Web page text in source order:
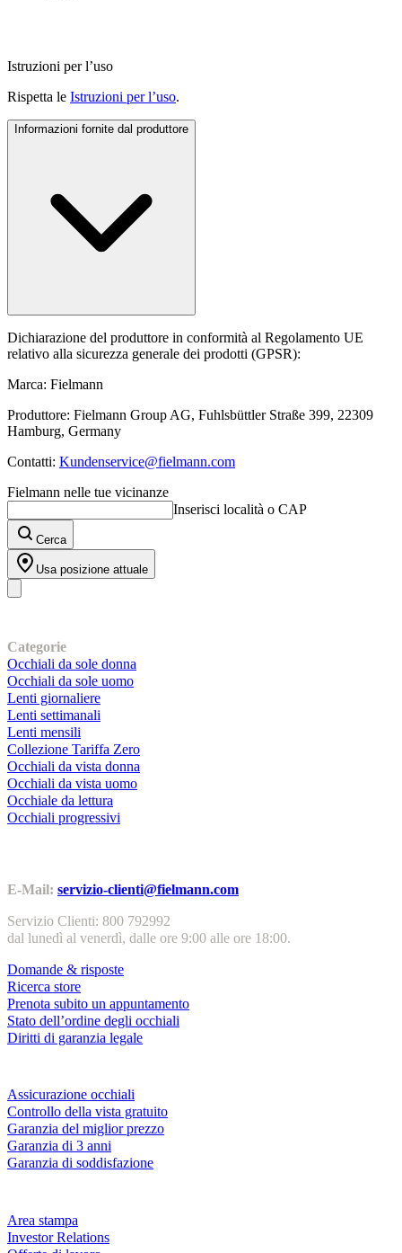
Istruzioni per l’uso
Rispetta le Istruzioni per l’uso.
Informazioni fornite dal produttore
Dichiarazione del produttore in conformità al Regolamento UE
relativo alla sicurezza generale dei prodotti (GPSR):
Marca: Fielmann
Produttore: Fielmann Group AG, Fuhlsbüttler Straße 399, 22309
Hamburg, Germany
Contatti: Kundenservice@fielmann.com
Fielmann nelle tue vicinanze
Inserisci località o CAP
Cerca
Usa posizione attuale
Categorie
Occhiali da sole donna
Occhiali da sole uomo
Lenti giornaliere
Lenti settimanali
Lenti mensili
Collezione Tariffa Zero
Occhiali da vista donna
Occhiali da vista uomo
Occhiale da lettura
Occhiali progressivi
E-Mail: servizio-clienti@fielmann.com
Servizio Clienti: 800 792992
dal lunedì al venerdì, dalle ore 9:00 alle ore 18:00.
Domande & risposte
Ricerca store
Prenota subito un appuntamento
Stato dell’ordine degli occhiali
Diritti di garanzia legale
Assicurazione occhiali
Controllo della vista gratuito
Garanzia del miglior prezzo
Garanzia di 3 anni
Garanzia di soddisfazione
Area stampa
Investor Relations